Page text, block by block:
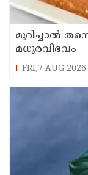
മുറിച്ചാൽ
മധുരവിഭവം
FRI,7 AUG 2026